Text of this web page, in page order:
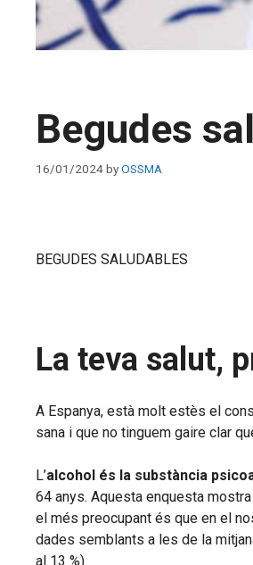
Begudes
16/01/2024byOSSMA
BEGUDES SALUDABLES
La teva salut,
A Espanya, està molt estès el
sana i que no tinguem gaire clar
L’alcohol és la substància
64 anys. Aquesta enquesta
el més preocupant és que en el
dades semblants a les de la
al 13 %).